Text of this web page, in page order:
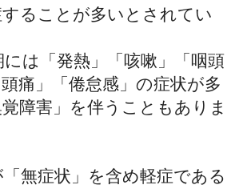
ることが多いとされてい
は「発熱」「咳嗽」「咽頭
痛」「倦怠感」の症状が多
障害」を伴うこともありま
無症状」を含め軽症である